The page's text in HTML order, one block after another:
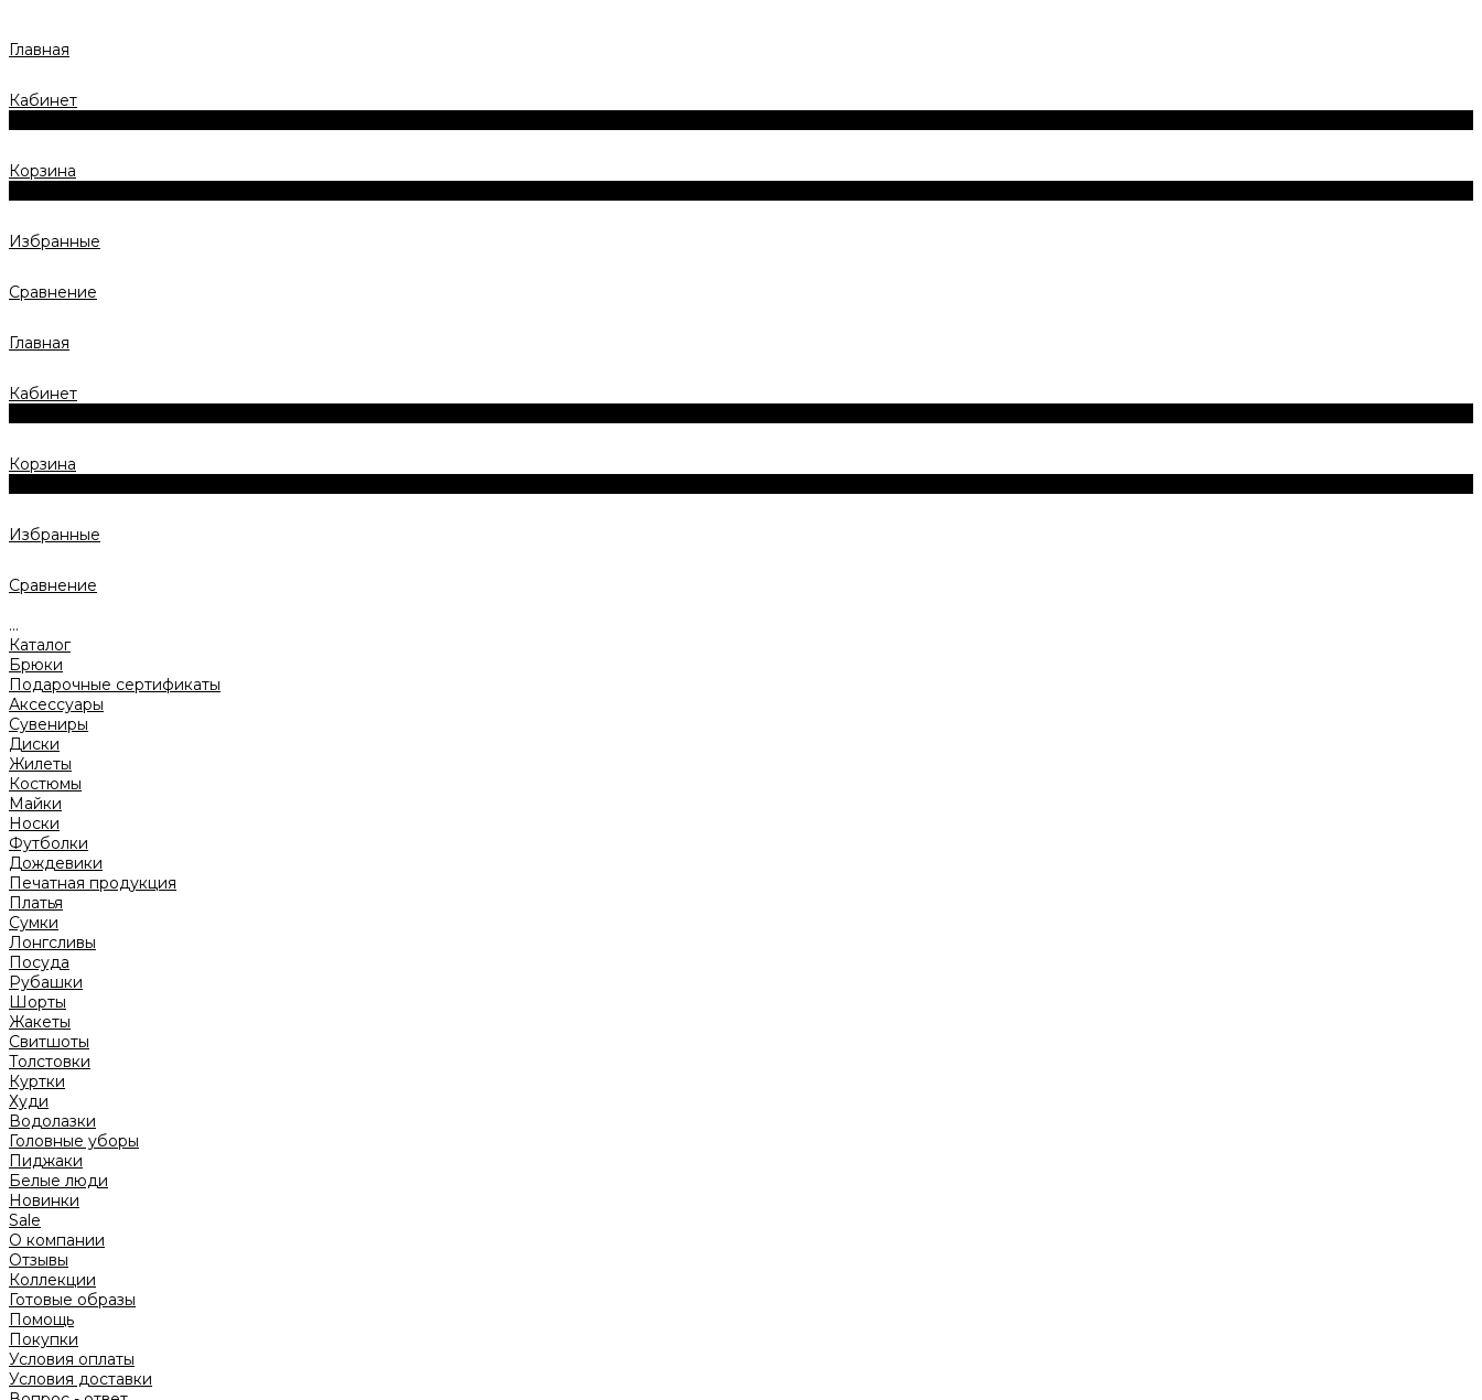
Главная
Кабинет
Корзина
Избранные
Сравнение
Главная
Кабинет
Корзина
Избранные
Сравнение
...
Каталог
Брюки
Подарочные сертификаты
Аксессуары
Сувениры
Диски
Жилеты
Костюмы
Майки
Носки
Футболки
Дождевики
Печатная продукция
Платья
Сумки
Лонгсливы
Посуда
Рубашки
Шорты
Жакеты
Свитшоты
Толстовки
Куртки
Худи
Водолазки
Головные уборы
Пиджаки
Белые люди
Новинки
Sale
О компании
Отзывы
Коллекции
Готовые образы
Помощь
Покупки
Условия оплаты
Условия доставки